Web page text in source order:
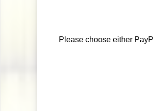
Please choose either